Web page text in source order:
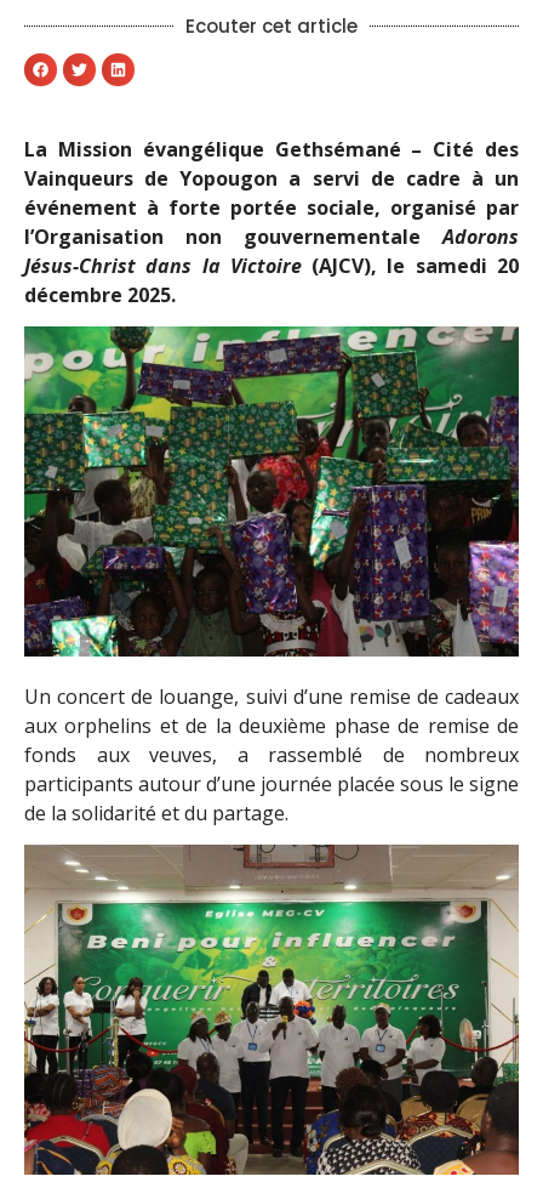
Ecouter cet article
La Mission évangélique Gethsémané – Cité des
Vainqueurs de Yopougon a servi de cadre à un
événement à forte portée sociale, organisé par
l’Organisation non gouvernementaleAdorons
Jésus-Christ dans la Victoire(AJCV), le samedi 20
décembre 2025.
Un concert de louange, suivi d’une remise de cadeaux
aux orphelins et de la deuxième phase de remise de
fonds aux veuves, a rassemblé de nombreux
participants autour d’une journée placée sous le signe
de la solidarité et du partage.